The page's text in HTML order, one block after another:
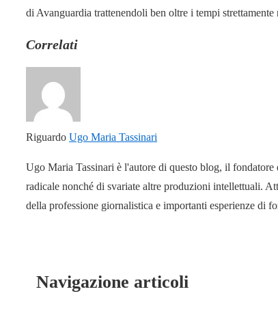
di Avanguardia trattenendoli ben oltre i tempi strettamente
Correlati
Riguardo Ugo Maria Tassinari
Ugo Maria Tassinari è l'autore di questo blog, il
radicale nonché di svariate altre produzioni intellettuali.
della professione giornalistica e importanti esperienze di
Navigazione articoli